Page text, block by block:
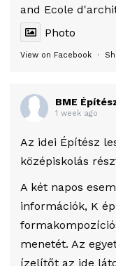
and Ecole
Photo
View on Facebook ·
BME
1 week ago
Az idei Építész
középiskolás
A két napos
információk, K
menetét. Az
ízelítőt az ide